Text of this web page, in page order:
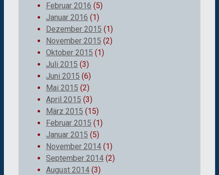
Februar 2016 (5)
Januar 2016 (1)
Dezember 2015 (1)
November 2015 (2)
Oktober 2015 (1)
Juli 2015 (3)
Juni 2015 (6)
Mai 2015 (2)
April 2015 (3)
März 2015 (15)
Februar 2015 (1)
Januar 2015 (5)
November 2014 (1)
September 2014 (2)
August 2014 (3)